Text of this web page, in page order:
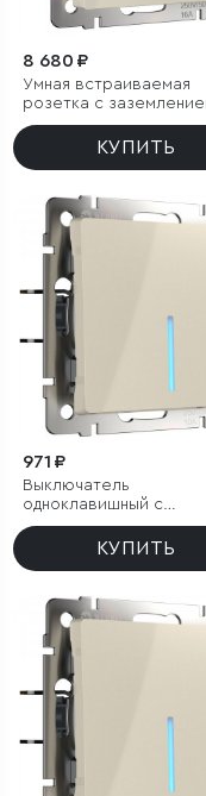
8 680 ₽
Умная встраиваемая
розетка с
защитными шторками
(слоновая кость)
КУПИТЬ
971 ₽
Выключатель
одноклавишный с
подсветкой (слоновая
КУПИТЬ